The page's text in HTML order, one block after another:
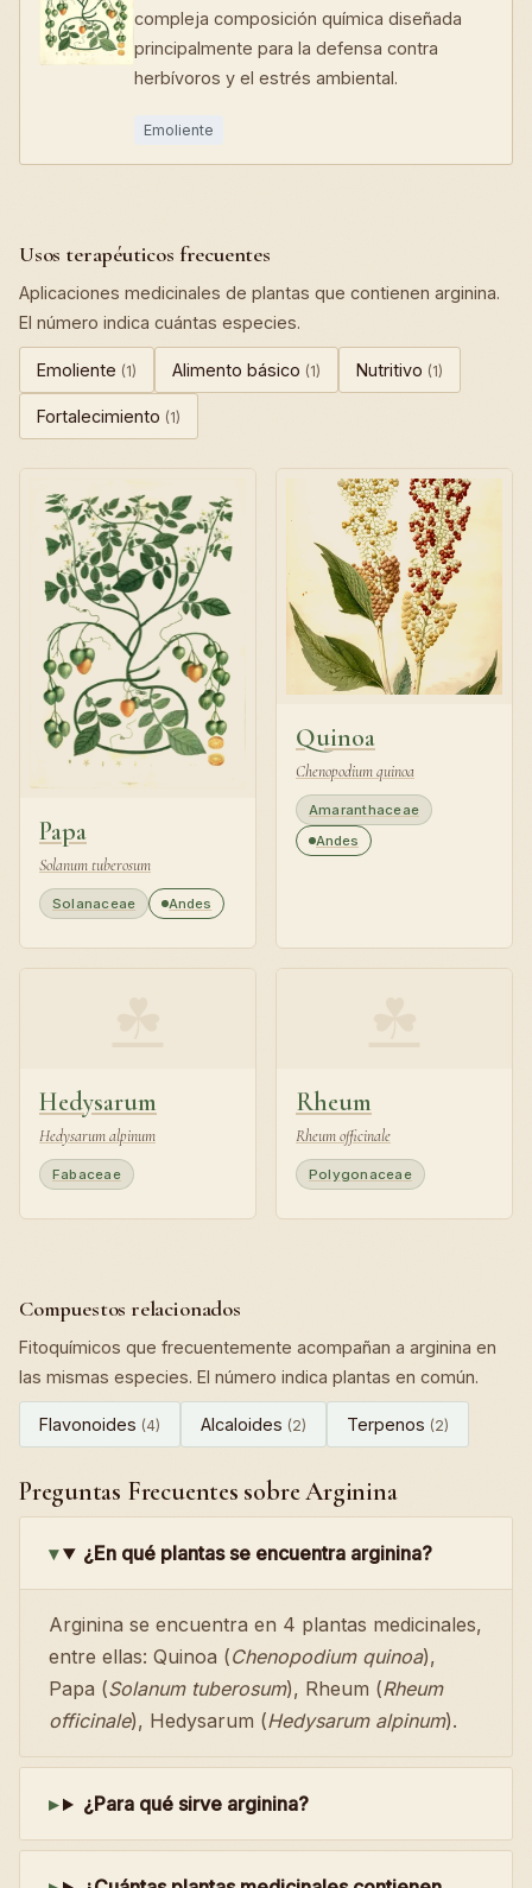
compleja composición química diseñada
principalmente para la defensa contra
herbívoros y el estrés ambiental.
Emoliente
Usos terapéuticos frecuentes
Aplicaciones medicinales de plantas que contienen arginina.
El número indica cuántas especies.
Emoliente (1) Alimento básico (1) Nutritivo (1)
Fortalecimiento (1)
Papa
Solanum tuberosum
Solanaceae Andes
Quinoa
Chenopodium quinoa
Amaranthaceae
Andes
Hedysarum
Hedysarum alpinum
Fabaceae
Rheum
Rheum officinale
Polygonaceae
Compuestos relacionados
Fitoquímicos que frecuentemente acompañan a arginina en
las mismas especies. El número indica plantas en común.
Flavonoides (4) Alcaloides (2) Terpenos (2)
Preguntas Frecuentes sobre Arginina
¿En qué plantas se encuentra arginina?
Arginina se encuentra en 4 plantas medicinales,
entre ellas: Quinoa (Chenopodium quinoa),
Papa (Solanum tuberosum), Rheum (Rheum
officinale), Hedysarum (Hedysarum alpinum).
¿Para qué sirve arginina?